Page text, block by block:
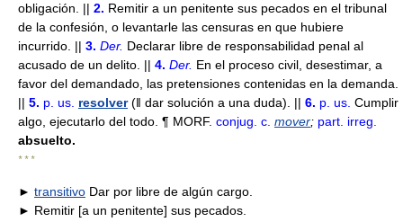
obligación. || 2. Remitir a un penitente sus pecados en el tribunal
de la confesión, o levantarle las censuras en que hubiere
incurrido. || 3. Der. Declarar libre de responsabilidad penal al
acusado de un delito. || 4. Der. En el proceso civil, desestimar, a
favor del demandado, las pretensiones contenidas en la demanda.
|| 5. p. us. resolver(ǁ dar solución a una duda). || 6. p. us. Cumplir
algo, ejecutarlo del todo. ¶ MORF. conjug. c. mover; part. irreg.
absuelto.
* * *
► transitivo Dar por libre de algún cargo.
► Remitir [a un penitente] sus pecados.